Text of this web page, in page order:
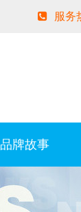
服务
品牌故事